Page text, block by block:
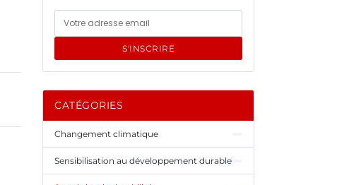
S'INSCRIRE
CATÉGORIES
Changement climatique
Sensibilisation au développement durable